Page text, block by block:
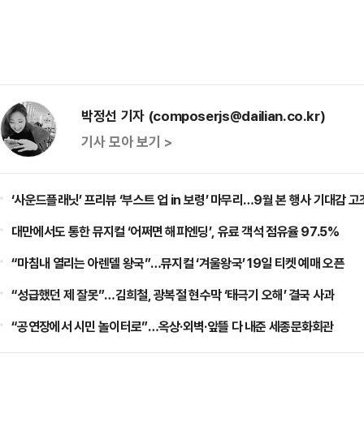
박정선 기자 (composerjs@dailian.co.kr)
기사 모아 보기 >
‘사운드플래닛’ 프리뷰 ‘부스트 업 in 보령’ 마무리…9월 본 행사 기대감 고
대만에서도 통한 뮤지컬 ‘어쩌면 해피엔딩’, 유료 객석 점유율 97.5%
“마침내 열리는 아렌델 왕국”…뮤지컬 ‘겨울왕국’ 19일 티켓 예매 오픈
“성급했던 제 잘못”…김희철, 광복절 현수막 ‘태극기 오해’ 결국 사과
“공연장에서 시민 놀이터로”…옥상·외벽·앞뜰 다 내준 세종문화회관